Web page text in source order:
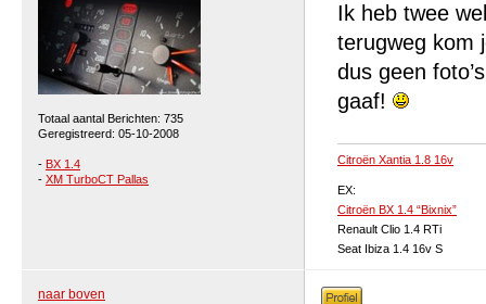
Totaal aantal Berichten: 735
Geregistreerd: 05-10-2008
- BX 1.4
- XM TurboCT Pallas
Ik heb twee
terugweg kom
dus geen
gaaf!
Citroën Xantia 1.8 16v
EX:
Citroën BX 1.4 “Bixnix”
Renault Clio 1.4 RTi
Seat Ibiza 1.4 16v S
naar boven